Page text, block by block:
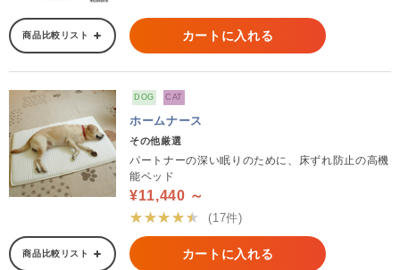
商品比較リスト カートに入れる
DOG CAT
ホームナース
その他厳選
パートナーの深い眠りのために、床ずれ防止の高機
能ベッド
¥11,440 ～
★★★★★
(17件)
商品比較リスト カートに入れる